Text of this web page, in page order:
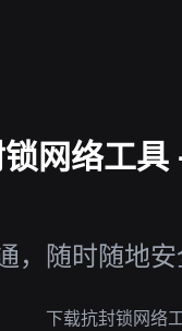
网络工
，随时随地
下载抗封锁网络